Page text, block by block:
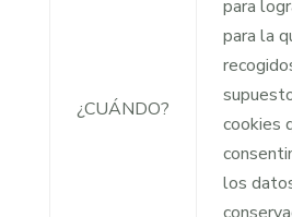
¿CUÁNDO?
para
para la
cookies
los